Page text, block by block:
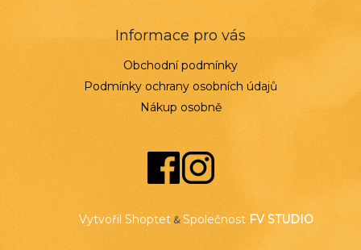
Informace pro vás
Obchodní podmínky
Podmínky ochrany osobních údajů
Nákup osobně
Vytvořil Shoptet&Společnost FV STUDIO